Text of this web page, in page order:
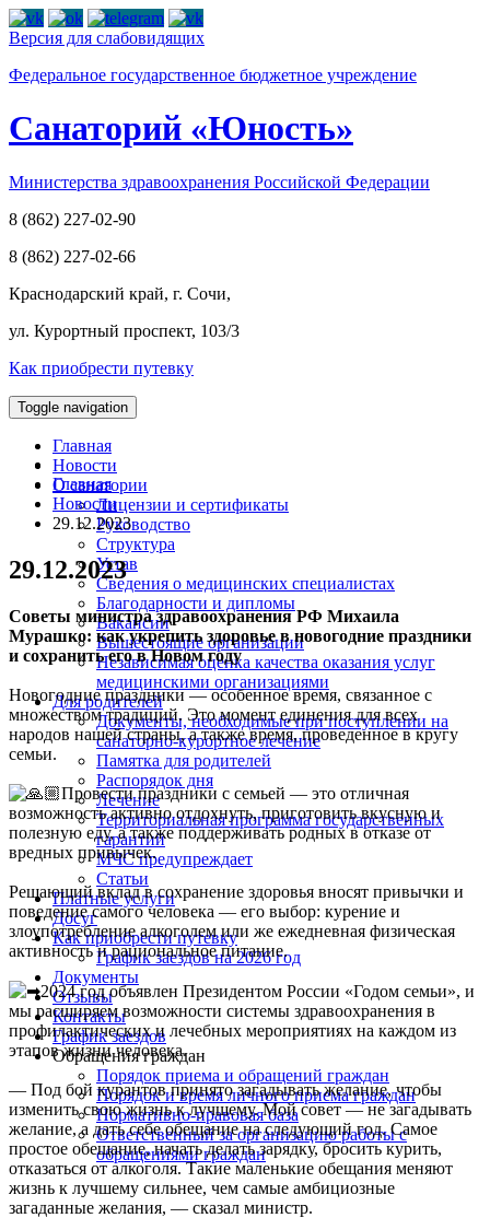
Версия для слабовидящих
Федеральное государственное бюджетное учреждение
Cанаторий «Юность»
Министерства здравоохранения Российской Федерации
8 (862) 227-02-90
8 (862) 227-02-66
Краснодарский край, г. Сочи,
ул. Курортный проспект, 103/3
Как приобрести путевку
Toggle navigation
Главная
Новости
О санатории
Лицензии и сертификаты
Руководство
Структура
Устав
Сведения о медицинских специалистах
Благодарности и дипломы
Вакансии
Вышестоящие организации
Независимая оценка качества оказания услуг
медицинскими организациями
Для родителей
Документы, необходимые при поступлении на
санаторно-курортное лечение
Памятка для родителей
Распорядок дня
Лечение
Территориальная программа государственных
гарантий
МЧС предупреждает
Статьи
Платные услуги
Досуг
Как приобрести путевку
График заездов на 2026 год
Документы
Отзывы
Контакты
График заездов
Обращения граждан
Порядок приема и обращений граждан
Порядок и время личного приема граждан
Нормативно-правовая база
Ответственный за организацию работы с
обращениями граждан
Главная
Новости
29.12.2023
29.12.2023
Советы министра здравоохранения РФ Михаила
Мурашко: как укрепить здоровье в новогодние праздники
и сохранить его в Новом году
Новогодние праздники — особенное время, связанное с
множеством традиций. Это момент единения для всех
народов нашей страны, а также время, проведенное в кругу
семьи.
Провести праздники с семьей — это отличная
возможность активно отдохнуть, приготовить вкусную и
полезную еду, а также поддерживать родных в отказе от
вредных привычек.
Решающий вклад в сохранение здоровья вносят привычки и
поведение самого человека — его выбор: курение и
злоупотребление алкоголем или же ежедневная физическая
активность и рациональное питание.
2024 год объявлен Президентом России «Годом семьи», и
мы расширяем возможности системы здравоохранения в
профилактических и лечебных мероприятиях на каждом из
этапов жизни человека.
— Под бой курантов принято загадывать желание, чтобы
изменить свою жизнь к лучшему. Мой совет — не загадывать
желание, а дать себе обещание на следующий год. Самое
простое обещание, начать делать зарядку, бросить курить,
отказаться от алкоголя. Такие маленькие обещания меняют
жизнь к лучшему сильнее, чем самые амбициозные
загаданные желания, — сказал министр.